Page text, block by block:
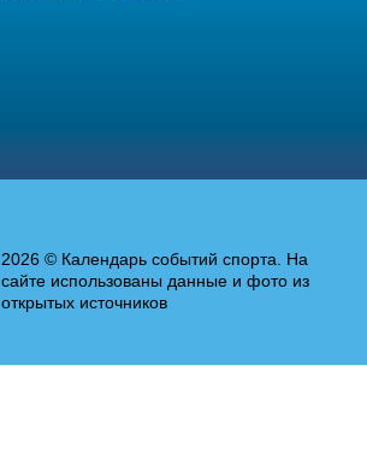
2026 © Календарь событий спорта. На
сайте использованы данные и фото из
открытых источников